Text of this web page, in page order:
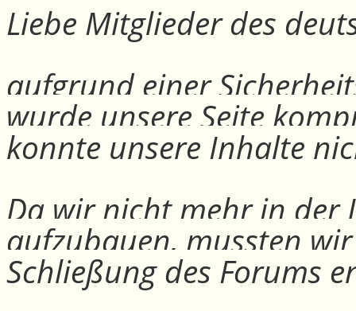
Liebe Mitglieder des
aufgrund einer
wurde unsere Seite
konnte unsere Inhalte
Da wir nicht mehr in der
aufzubauen, mussten
Schließung des Forums